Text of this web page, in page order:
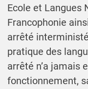
Ecole et Langues
Francophonie
arrêté
pratique des
arrêté n’a jamais
fonctionnement,